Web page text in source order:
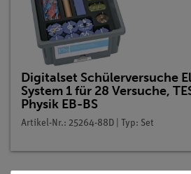
Digitalset Schülerversuche
System 1 für 28 Versuche,
Physik EB-BS
Artikel-Nr.: 25264-88D | Typ: Set